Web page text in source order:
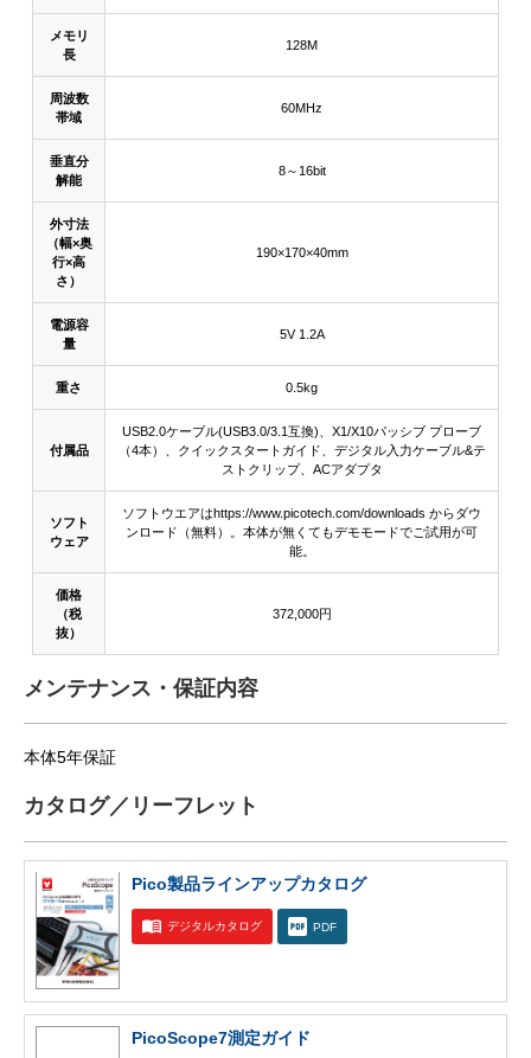
メモリ
長
128M
周波数
帯域
60MHz
垂直分
解能
8～16bit
外寸法
（幅×奥
行×高
さ）
190×170×40mm
電源容
量
5V 1.2A
重さ 0.5kg
付属品
USB2.0ケーブル(USB3.0/3.1互換)、X1/X10パッシブ プローブ
（4本）、クイックスタートガイド、デジタル入力ケーブル&テ
ストクリップ、ACアダプタ
ソフト
ウェア
ソフトウエアはhttps://www.picotech.com/downloads からダウ
ンロード（無料）。本体が無くてもデモモードでご試用が可
能。
価格
（税
抜）
372,000円
メンテナンス・保証内容
本体5年保証
カタログ／リーフレット
Pico製品ラインアップカタログ
デジタルカタログ PDF
PicoScope7測定ガイド